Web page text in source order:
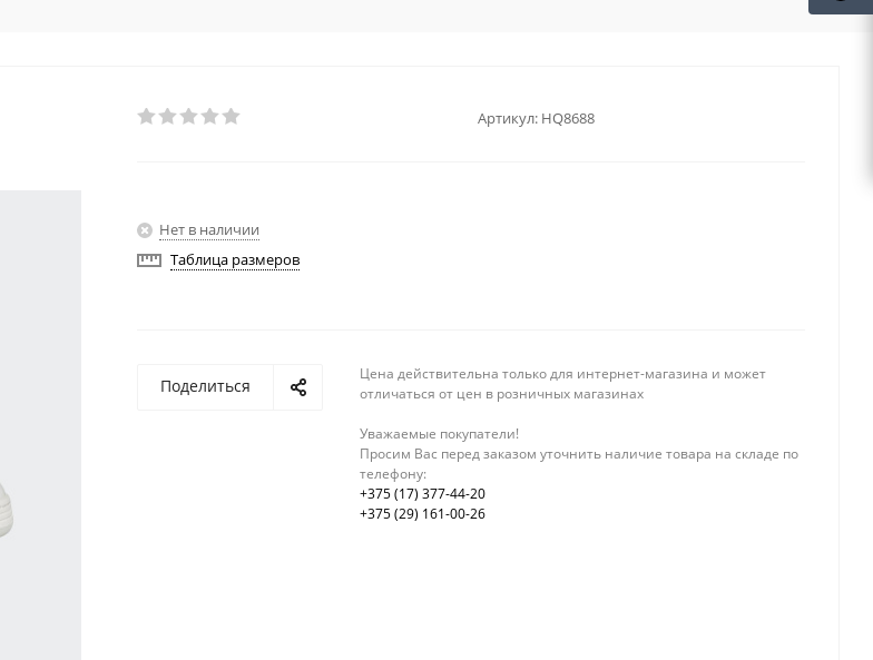
Артикул: HQ8688
Нет в наличии
Таблица размеров
Поделиться
Цена действительна только для интернет-магазина и может
отличаться от цен в розничных магазинах
Уважаемые покупатели!
Просим Вас перед заказом уточнить наличие товара на складе по
телефону:
+375 (17) 377-44-20
+375 (29) 161-00-26